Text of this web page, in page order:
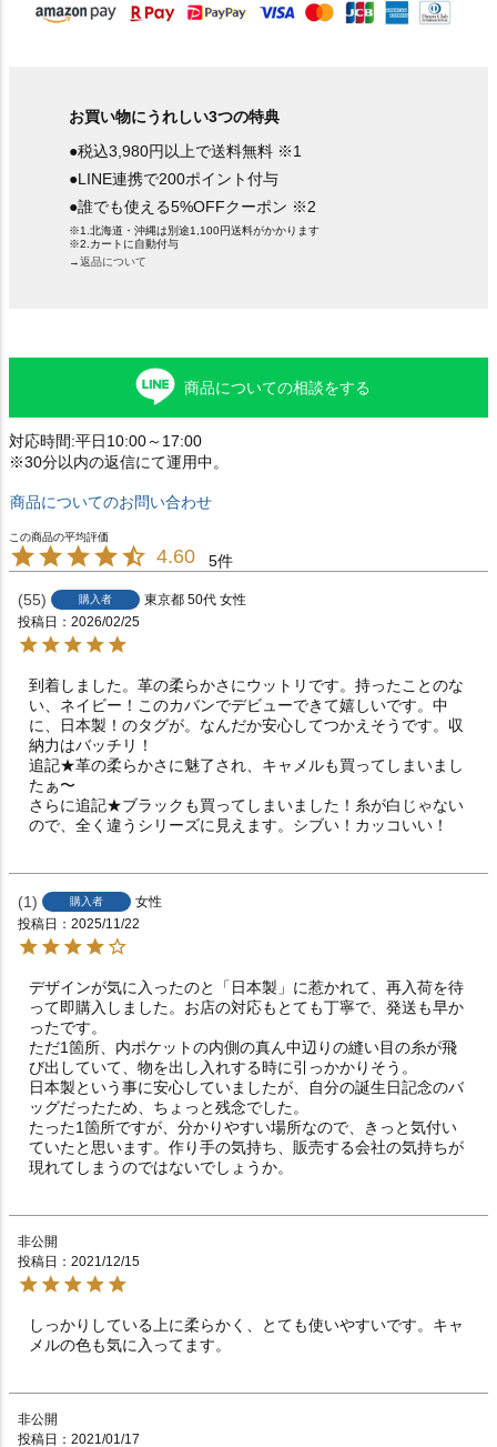
お買い物にうれしい3つの特典
●税込3,980円以上で送料無料 ※1
●LINE連携で200ポイント付与
●誰でも使える5%OFFクーポン ※2
※1.北海道・沖縄は別途1,100円送料がかかります
※2.カートに自動付与
→返品について
商品についての相談をする
対応時間:平日10:00～17:00
※30分以内の返信にて運用中。
商品についてのお問い合わせ
4.60 5
55 購入者 東京都 50代 女性
投稿日
2026/02/25
到着しました。革の柔らかさにウットリです。持ったことのな
い、ネイビー！このカバンでデビューできて嬉しいです。中
に、日本製！のタグが。なんだか安心してつかえそうです。収
納力はバッチリ！
追記★革の柔らかさに魅了され、キャメルも買ってしまいまし
たぁ〜
さらに追記★ブラックも買ってしまいました！糸が白じゃない
ので、全く違うシリーズに見えます。シブい！カッコいい！
1 購入者
女性
投稿日
2025/11/22
デザインが気に入ったのと「日本製」に惹かれて、再入荷を待
って即購入しました。お店の対応もとても丁寧で、発送も早か
ったです。
ただ1箇所、内ポケットの内側の真ん中辺りの縫い目の糸が飛
び出していて、物を出し入れする時に引っかかりそう。
日本製という事に安心していましたが、自分の誕生日記念のバ
ッグだったため、ちょっと残念でした。
たった1箇所ですが、分かりやすい場所なので、きっと気付い
ていたと思います。作り手の気持ち、販売する会社の気持ちが
現れてしまうのではないでしょうか。
非公開
投稿日
2021/12/15
しっかりしている上に柔らかく、とても使いやすいです。キャ
メルの色も気に入ってます。
非公開
投稿日
2021/01/17